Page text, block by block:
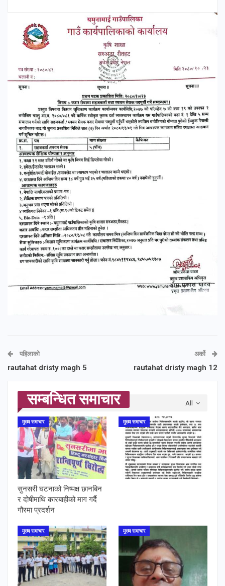
पहिलाको
rautahat dristy magh 5
अर्को
rautahat dristy magh 12
All
सम्बन्धित समाचार
मुख्य समाचार
सुनसरी घटनाको निष्पक्ष छानबिन
र दोषीमाथि कारबाहीको माग गर्दै
गौरमा प्रदर्शन
मुख्य समाचार
मुख्य समाचार मुख्य समाचार